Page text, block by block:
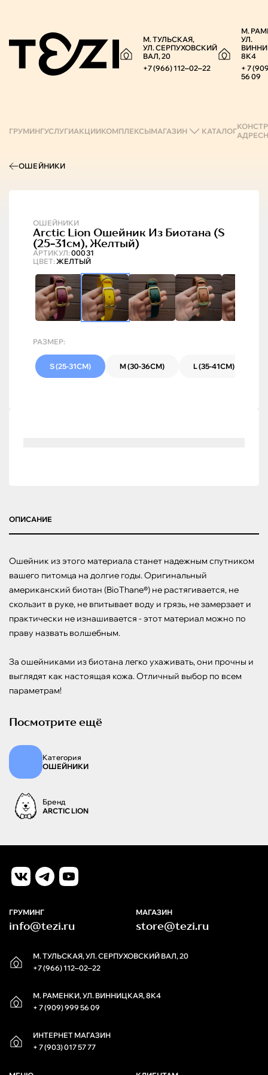
М. ТУЛЬСКАЯ,
УЛ. СЕРПУХОВСКИЙ
ВАЛ, 20
+7 (966) 112‒02‒22
М.
УЛ.
8К4
+ 7
56 09
ГРУМИНГУСЛУГИАКЦИИКОМПЛЕКСЫМАГАЗИН КАТАЛОГ
ОШЕЙНИКИ
ОШЕЙНИКИ
АРТИКУЛ: 00031
Arctic Lion Ошейник Из Биотана (s
(25-31см), Желтый)
ЦВЕТ: ЖЕЛТЫЙ
РАЗМЕР:
S (25-31СМ) M (30-36СМ) L (35-41СМ)
ОПИСАНИЕ
Ошейник из этого материала станет надежным спутником
вашего питомца на долгие годы. Оригинальный
американский биотан (BioThane®) не растягивается, не
скользит в руке, не впитывает воду и грязь, не замерзает и
практически не изнашивается - этот материал можно по
праву назвать волшебным.
За ошейниками из биотана легко ухаживать, они прочны и
выглядят как настоящая кожа. Отличный выбор по всем
параметрам!
Посмотрите ещё
Категория
ОШЕЙНИКИ
Бренд
ARCTIC LION
М. ТУЛЬСКАЯ, УЛ. СЕРПУХОВСКИЙ ВАЛ, 20
+7 (966) 112‒02‒22
М. РАМЕНКИ, УЛ. ВИННИЦКАЯ, 8К4
+ 7 (909) 999 56 09
ИНТЕРНЕТ МАГАЗИН
+ 7 (903) 017 57 77
ГРУМИНГ
info@tezi.ru
МАГАЗИН
store@tezi.ru